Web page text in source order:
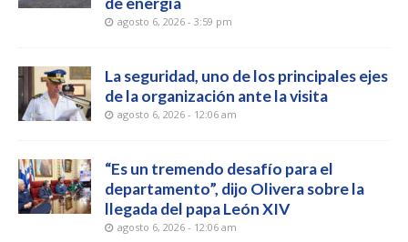
agosto 6, 2026 - 3:59 pm
La seguridad, uno de los principales ejes
de la organización ante la visita
agosto 6, 2026 - 12:06 am
“Es un tremendo desafío para el
departamento”, dijo Olivera sobre la
llegada del papa León XIV
agosto 6, 2026 - 12:06 am